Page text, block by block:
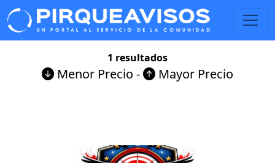
1 resultados
Menor Precio - Mayor Precio